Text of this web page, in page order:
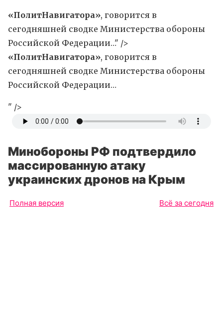
«ПолитНавигатора», говорится в
сегодняшней сводке Министерства обороны
Российской Федерации…" />
«ПолитНавигатора», говорится в
сегодняшней сводке Министерства обороны
Российской Федерации…
" />
Минобороны РФ подтвердило
массированную атаку
украинских дронов на Крым
Полная версия Всё за сегодня